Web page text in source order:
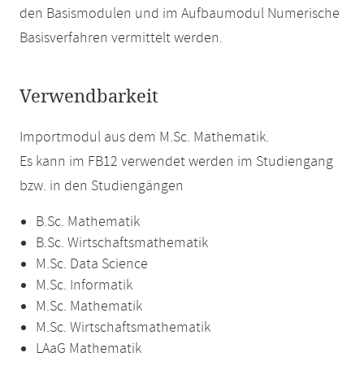
den Basismodulen und im Aufbaumodul Numerische
Basisverfahren vermittelt werden.
Verwendbarkeit
Importmodul aus dem M.Sc. Mathematik.
Es kann im FB12 verwendet werden im Studiengang
bzw. in den Studiengängen
B.Sc. Mathematik
B.Sc. Wirtschaftsmathematik
M.Sc. Data Science
M.Sc. Informatik
M.Sc. Mathematik
M.Sc. Wirtschaftsmathematik
LAaG Mathematik